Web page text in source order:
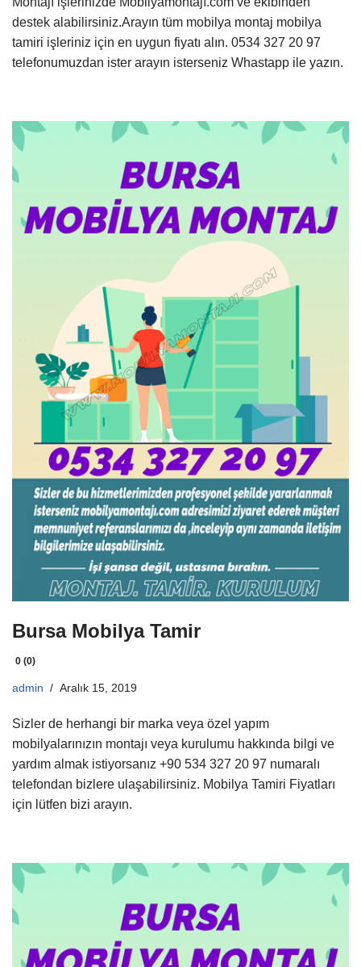
destek alabilirsiniz.Arayın tüm mobilya montaj mobilya
tamiri işleriniz için en uygun fiyatı alın. 0534 327 20 97
telefonumuzdan ister arayın isterseniz Whastapp ile yazın.
Bursa Mobilya Tamir
0 (0)
admin Aralık 15, 2019
Sizler de herhangi bir marka veya özel yapım
mobilyalarınızın montajı veya kurulumu hakkında bilgi ve
yardım almak istiyorsanız +90 534 327 20 97 numaralı
telefondan bizlere ulaşabilirsiniz. Mobilya Tamiri Fiyatları
için lütfen bizi arayın.